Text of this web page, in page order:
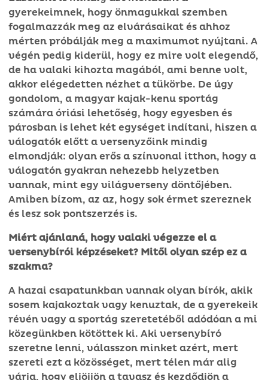
gyerekeimnek, hogy önmagukkal szemben
fogalmazzák meg az elvárásaikat és ahhoz
mérten próbálják meg a maximumot nyújtani. A
végén pedig kiderül, hogy ez mire volt elegendő,
de ha valaki kihozta magából, ami benne volt,
akkor elégedetten nézhet a tükörbe. De úgy
gondolom, a magyar kajak-kenu sportág
számára óriási lehetőség, hogy egyesben és
párosban is lehet két egységet indítani, hiszen a
válogatók előtt a versenyzőink mindig
elmondják: olyan erős a színvonal itthon, hogy a
válogatón gyakran nehezebb helyzetben
vannak, mint egy világverseny döntőjében.
Amiben bízom, az az, hogy sok érmet szereznek
és lesz sok pontszerzés is.
Miért ajánlaná, hogy valaki végezze el a
versenybírói képzéseket? Mitől olyan szép ez a
szakma?
A hazai csapatunkban vannak olyan bírók, akik
sosem kajakoztak vagy kenuztak, de a gyerekeik
révén vagy a sportág szeretetéből adódóan a mi
közegünkben kötöttek ki. Aki versenybíró
szeretne lenni, válasszon minket azért, mert
szereti ezt a közösséget, mert télen már alig
várja, hogy eljöjjön a tavasz és kezdődjön a